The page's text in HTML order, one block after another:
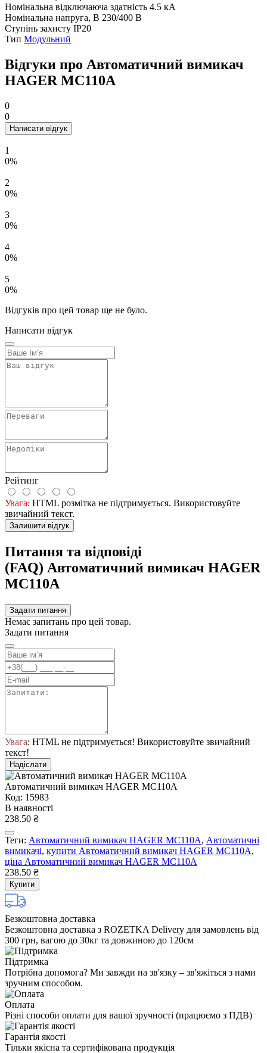
Номінальна відключаюча здатність 4.5 кА
Номінальна напруга, В 230/400 В
Ступінь захисту IP20
Тип Модульний
Відгуки про Автоматичний вимикач
HAGER MC110A
0
0
Написати відгук
1
0%
2
0%
3
0%
4
0%
5
0%
Відгуків про цей товар ще не було.
Написати відгук
Рейтинг
Увага: HTML розмітка не підтримується. Використовуйте
звичайний текст.
Залишити відгук
Питання та відповіді
(FAQ) Автоматичний вимикач HAGER
MC110A
Задати питання
Немає запитань про цей товар.
Задати питання
Увага: HTML не підтримується! Використовуйте звичайний
текст!
Надіслати
Автоматичний вимикач HAGER MC110A
Код: 15983
В наявності
238.50 ₴
Теги: Автоматичний вимикач HAGER MC110A, Автоматичні
вимикачі, купити Автоматичний вимикач HAGER MC110A,
ціна Автоматичний вимикач HAGER MC110A
238.50 ₴
Купити
Безкоштовна доставка
Безкоштовна доставка з ROZETKA Delivery для замовлень від
300 грн, вагою до 30кг та довжиною до 120см
Підтримка
Потрібна допомога? Ми завжди на зв'язку – зв'яжіться з нами
зручним способом.
Оплата
Різні способи оплати для вашої зручності (працюємо з ПДВ)
Гарантія якості
Тільки якісна та сертифікована продукція